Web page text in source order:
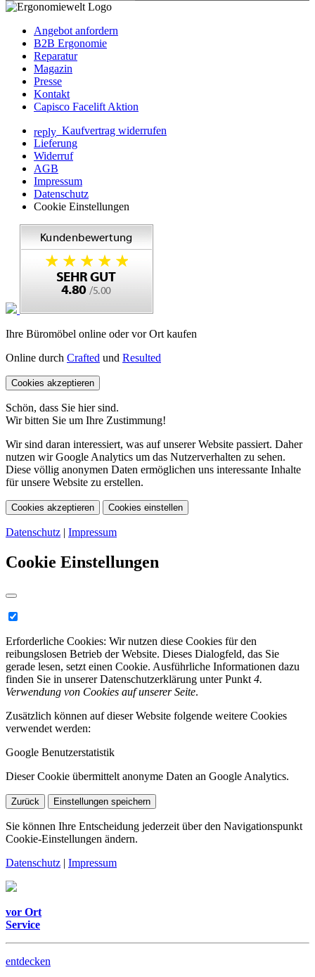
Angebot anfordern
B2B Ergonomie
Reparatur
Magazin
Presse
Kontakt
Capisco Facelift Aktion
reply Kaufvertrag widerrufen
Lieferung
Widerruf
AGB
Impressum
Datenschutz
Cookie Einstellungen
Ihre Büromöbel online oder vor Ort kaufen
Online durch Crafted und Resulted
Cookies akzeptieren
Schön, dass Sie hier sind.
Wir bitten Sie um Ihre Zustimmung!
Wir sind daran interessiert, was auf unserer Website passiert. Daher
nutzen wir Google Analytics um das Nutzerverhalten zu sehen.
Diese völlig anonymen Daten ermöglichen uns interessante Inhalte
für unsere Website zu erstellen.
Cookies akzeptieren Cookies einstellen
Datenschutz | Impressum
Cookie Einstellungen
Erforderliche Cookies: Wir nutzen diese Cookies für den
reibungslosen Betrieb der Website. Dieses Dialogfeld, das Sie
gerade lesen, setzt einen Cookie. Ausführliche Informationen dazu
finden Sie in unserer Datenschutzerklärung unter Punkt 4.
Verwendung von Cookies auf unserer Seite.
Zusätzlich können auf dieser Website folgende weitere Cookies
verwendet werden:
Google Benutzerstatistik
Dieser Cookie übermittelt anonyme Daten an Google Analytics.
Zurück Einstellungen speichern
Sie können Ihre Entscheidung jederzeit über den Navigationspunkt
Cookie-Einstellungen ändern.
Datenschutz | Impressum
vor Ort
Service
entdecken